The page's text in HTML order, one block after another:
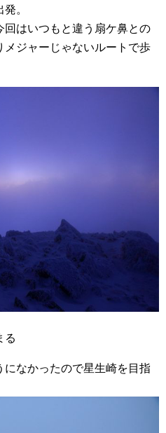
。
はいつもと違う扇ケ鼻との
ジャーじゃないルートで歩
る
になかったので星生崎を目指